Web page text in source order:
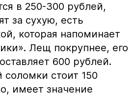
в 250-300 рублей,
за сухую, есть
которая напоминает
Лещ покрупнее, его
600 рублей.
стоит 150
имеет значение